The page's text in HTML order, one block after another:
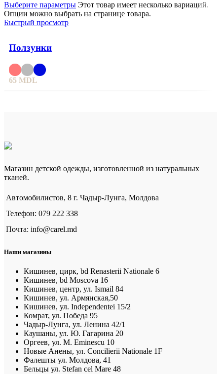
Выберите параметры Этот товар имеет несколько вариаций.
Опции можно выбрать на странице товара.
Быстрый просмотр
Ползунки
65 MDL
Магазин детской одежды, изготовленной из натуральных
тканей.
Автомобилистов, 8 г. Чадыр-Лунга, Молдова
Телефон: 079 222 338
Почта: info@carel.md
Наши магазины
Кишинев, цирк, bd Renasterii Nationale 6
Кишинев, bd Moscova 16
Кишинев, центр, ул. Ismail 84
Кишинев, ул. Армянская,50
Кишинев, ул. Independentei 15/2
Комрат, ул. Победа 95
Чадыр-Лунга, ул. Ленина 42/1
Каушаны, ул. Ю. Гагарина 20
Оргеев, ул. M. Eminescu 10
Новые Анены, ул. Concilierii Nationale 1F
Фалешты ул. Молдова, 41
Бельцы ул. Stefan cel Mare 48